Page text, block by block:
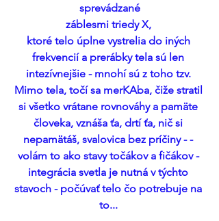
sprevádzané
záblesmi triedy X,
ktoré telo úplne vystrelia do iných
frekvencií a prerábky tela sú len
intezívnejšie - mnohí sú z toho tzv.
Mimo tela, točí sa merKAba, čiže stratil
si všetko vrátane rovnováhy a pamäte
človeka, vznáša ťa, drtí ťa, nič si
nepamätáš, svalovica bez príčiny - -
volám to ako stavy točákov a fičákov -
integrácia svetla je nutná v týchto
stavoch - počúvať telo čo potrebuje na
to...